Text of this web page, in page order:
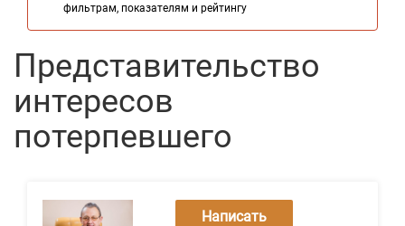
фильтрам, показателям и рейтингу
Представительство
интересов
потерпевшего
Написать